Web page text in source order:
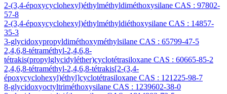
2-(3,4-époxycyclohexyl)éthylméthyldiméthoxysilane CAS : 97802-
57-8
2-(3,4-époxycyclohexyl)éthylméthyldiéthoxysilane CAS : 14857-
35-3
3-glycidoxypropyldiméthoxyméthylsilane CAS : 65799-47-5
2,4,6,8-tétraméthyl-2,4,6,8-
tétrakis(propylglycidyléther)cyclotétrasiloxane CAS : 60665-85-2
2,4,6,8-tétraméthyl-2,4,6,8-tétrakis[2-(3,4-
époxycyclohexyl)éthyl]cyclotétrasiloxane CAS : 121225-98-7
8-glycidoxyoctyltriméthoxysilane CAS : 1239602-38-0